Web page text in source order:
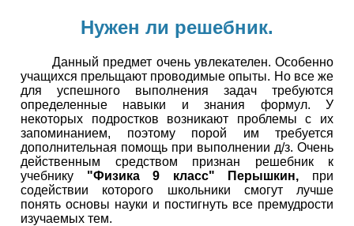
Нужен ли решебник.
Данный предмет очень увлекателен. Особенно
учащихся прельщают проводимые опыты. Но все же
для успешного выполнения задач требуются
определенные навыки и знания формул. У
некоторых подростков возникают проблемы с их
запоминанием, поэтому порой им требуется
дополнительная помощь при выполнении д/з. Очень
действенным средством признан решебник к
учебнику "Физика 9 класс" Перышкин, при
содействии которого школьники смогут лучше
понять основы науки и постигнуть все премудрости
изучаемых тем.